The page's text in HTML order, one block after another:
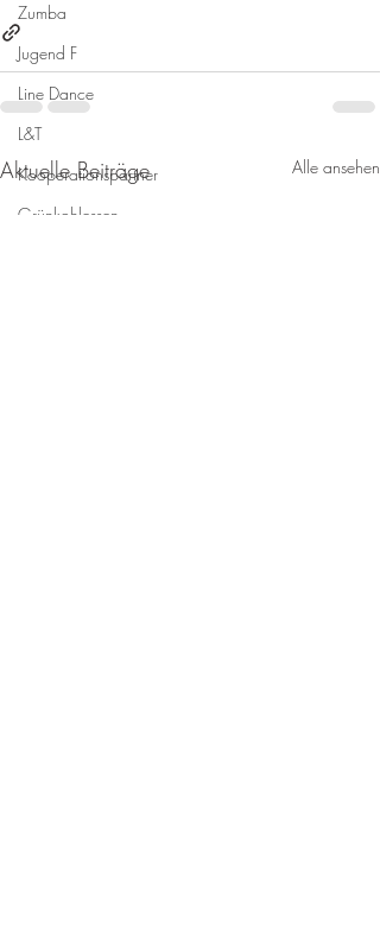
Zumba
Jugend F
Line Dance
L&T
Kooperationspartner
Grünkohlessen
Aktuelle Beiträge Alle ansehen